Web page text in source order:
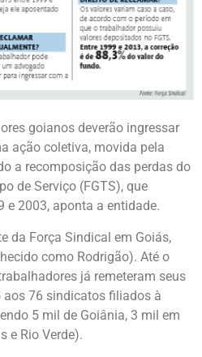
goianos deverão ingressar
ação coletiva, movida pela
a recomposição das perdas do
de Serviço (FGTS), que
e 2003, aponta a entidade.
da Força Sindical em Goiás,
como Rodrigão). Até o
já remeteram seus
76 sindicatos filiados à
5 mil de Goiânia, 3 mil em
e Rio Verde).